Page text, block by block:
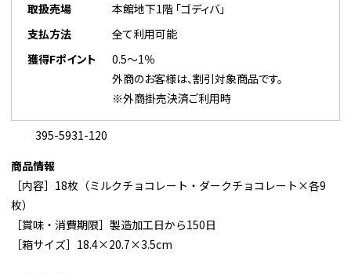
取扱売場
本館地下1階 「ゴディバ」
支払方法
全て利用可能
獲得Fポイント
0.5～1％
外商のお客様は、割引対象商品です。
※外商掛売決済ご利用時
395-5931-120
商品情報
［内容］18枚（ミルクチョコレート・ダークチョコレート×各9
枚）
［賞味・消費期限］製造加工日から150日
［箱サイズ］18.4×20.7×3.5cm